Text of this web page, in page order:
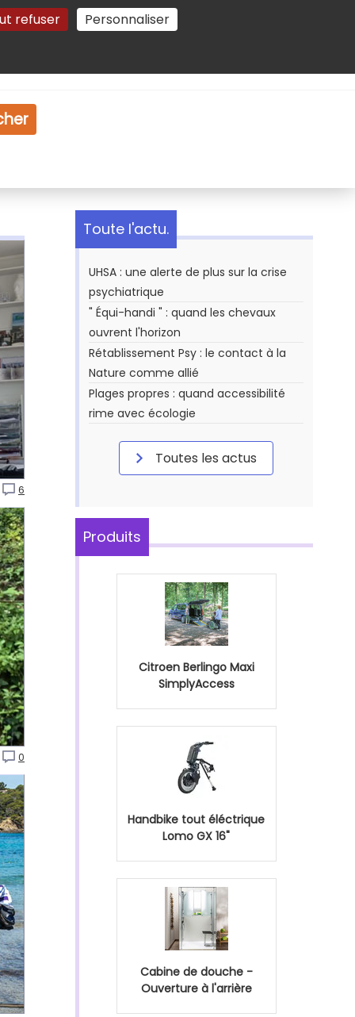
refuser Personnaliser
Gestion des cookies
6
0
Toute l'actu.
UHSA : une alerte de plus sur la crise
psychiatrique
" Équi-handi " : quand les chevaux
ouvrent l'horizon
Rétablissement Psy : le contact à la
Nature comme allié
Plages propres : quand accessibilité
rime avec écologie
Toutes les actus
Produits
Citroen Berlingo Maxi
SimplyAccess
Handbike tout éléctrique
Lomo GX 16"
Cabine de douche -
Ouverture à l'arrière